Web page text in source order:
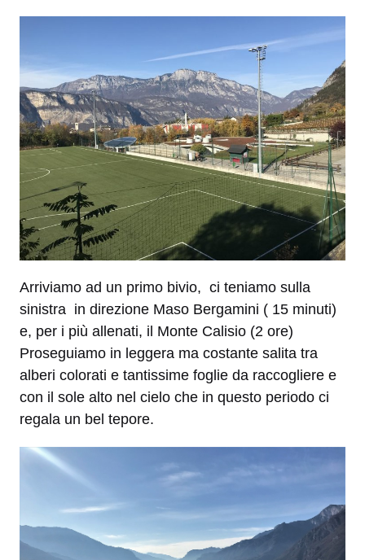
Arriviamo ad un primo bivio, ci teniamo sulla
sinistra in direzione Maso Bergamini ( 15 minuti)
e, per i più allenati, il Monte Calisio (2 ore)
Proseguiamo in leggera ma costante salita tra
alberi colorati e tantissime foglie da raccogliere e
con il sole alto nel cielo che in questo periodo ci
regala un bel tepore.